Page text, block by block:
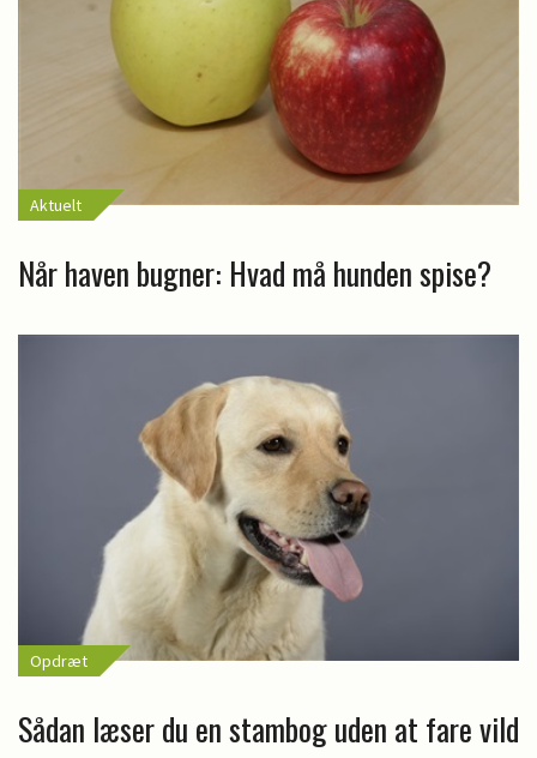
Aktuelt
Når haven bugner: Hvad må hunden spise?
Opdræt
Sådan læser du en stambog uden at fare vild